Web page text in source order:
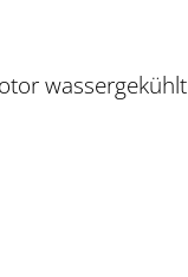
wassergekühlt